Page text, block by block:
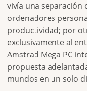
vivía una separación
ordenadores
productividad; por
exclusivamente al
Amstrad Mega PC
propuesta
mundos en un solo